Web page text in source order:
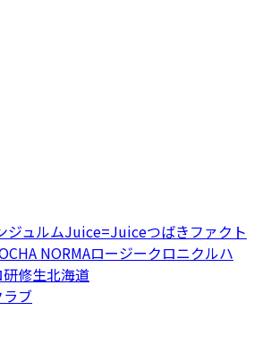
ジュルムJuice=Juiceつばきファクト
NORMAロージークロニクルハ
修生北海道
ブ